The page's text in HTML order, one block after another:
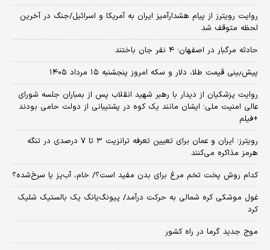
روایت رویترز از پیام هشدارآمیز ایران به آمریکا و اسرائیل/جنگ در آخرین
لحظه متوقف شد
حادثه مرگبار در اصفهان؛ ۴ نفر جان باختند
پیش‌بینی قیمت طلا، دلار و سکه امروز پنجشنبه ۱۵ مرداد ۱۴۰۵
روایت پزشکیان از دیدار با رهبر شهید انقلاب پس از بمباران جلسه شورای
عالی امنیت ملی؛ ایشان مانند یک کوه در پشتیبانی از دولت حامی بودند
+فیلم
رویترز: ایران و عمان برای تعیین تعرفه ترانزیت ۳ تا ۷ درصدی در تنگه
هرمز مذاکره می‌کنند
کدام روش پخت تخم مرغ برای بدن مفید است؟/ خام، آب‌پز یا سرخ‌شده؟
غول موشکی کره شمالی به حرکت درآمد/ پیونگ‌یانگ یک بالستیک شلیک
کرد
موج جدید گرما در راه کشور